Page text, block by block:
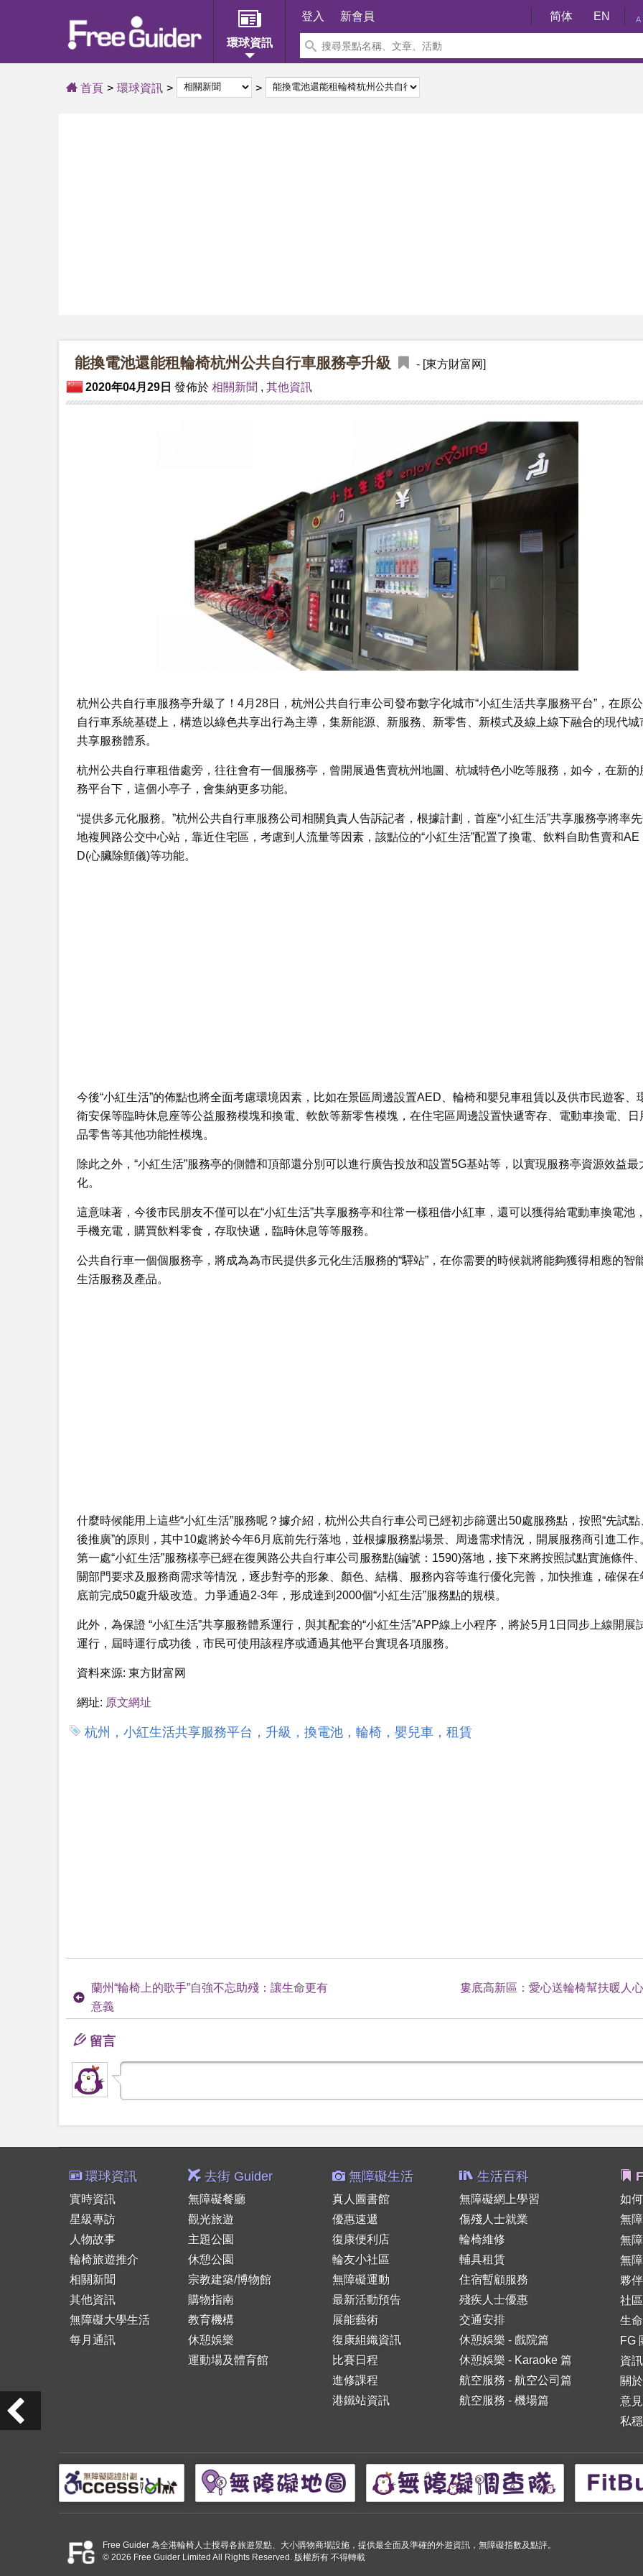
環球資訊
登入 新會員 简体 EN A
首頁 環球資訊
能換電池還能租輪椅杭州公共自行車服務亭升級
- [東方財富网]
2020年04月29日 發佈於 相關新聞 , 其他資訊
杭州公共自行車服務亭升級了！4月28日，杭州公共自行車公司發布數字化城市“小紅生活共享服務平台”，在原
自行車系統基礎上，構造以綠色共享出行為主導，集新能源、新服務、新零售、新模式及線上線下融合的現代城
共享服務體系。
杭州公共自行車租借處旁，往往會有一個服務亭，曾開展過售賣杭州地圖、杭城特色小吃等服務，如今，在新的
務平台下，這個小亭子，會集納更多功能。
“提供多元化服務。”杭州公共自行車服務公司相關負責人告訴記者，根據計劃，首座“小紅生活”共享服務亭將率
地複興路公交中心站，靠近住宅區，考慮到人流量等因素，該點位的“小紅生活”配置了換電、飲料自助售賣和AE
D(心臟除顫儀)等功能。
今後“小紅生活”的佈點也將全面考慮環境因素，比如在景區周邊設置AED、輪椅和嬰兒車租賃以及供市民遊客、
衛安保等臨時休息座等公益服務模塊和換電、軟飲等新零售模塊，在住宅區周邊設置快遞寄存、電動車換電、日
品零售等其他功能性模塊。
除此之外，“小紅生活”服務亭的側體和頂部還分別可以進行廣告投放和設置5G基站等，以實現服務亭資源效益最
化。
這意味著，今後市民朋友不僅可以在“小紅生活”共享服務亭和往常一樣租借小紅車，還可以獲得給電動車換電池
手機充電，購買飲料零食，存取快遞，臨時休息等等服務。
公共自行車一個個服務亭，將成為為市民提供多元化生活服務的“驛站”，在你需要的時候就將能夠獲得相應的智
生活服務及產品。
什麼時候能用上這些“小紅生活”服務呢？據介紹，杭州公共自行車公司已經初步篩選出50處服務點，按照“先試點
後推廣”的原則，其中10處將於今年6月底前先行落地，並根據服務點場景、周邊需求情況，開展服務商引進工作
第一處“小紅生活”服務樣亭已經在復興路公共自行車公司服務點(編號：1590)落地，接下來將按照試點實施條件
關部門要求及服務商需求等情況，逐步對亭的形象、顏色、結構、服務內容等進行優化完善，加快推進，確保在
底前完成50處升級改造。力爭通過2-3年，形成達到2000個“小紅生活”服務點的規模。
此外，為保證 “小紅生活”共享服務體系運行，與其配套的“小紅生活”APP線上小程序，將於5月1日同步上線開展
運行，屆時運行成功後，市民可使用該程序或通過其他平台實現各項服務。
資料來源: 東方財富网
網址: 原文網址
杭州，小紅生活共享服務平台，升級，換電池，輪椅，嬰兒車，租賃
蘭州“輪椅上的歌手”自強不忘助殘：讓生命更有
意義
婁底高新區：愛心送輪椅幫扶暖人心
留言
環球資訊
實時資訊
星級專訪
人物故事
輪椅旅遊推介
相關新聞
其他資訊
無障礙大學生活
每月通訊
去街 Guider
無障礙餐廳
觀光旅遊
主題公園
休憩公園
宗教建築/博物館
購物指南
教育機構
休憩娛樂
運動場及體育館
無障礙生活
真人圖書館
優惠速遞
復康便利店
輪友小社區
無障礙運動
最新活動預告
展能藝術
復康組織資訊
比賽日程
進修課程
港鐵站資訊
生活百科
無障礙網上學習
傷殘人士就業
輪椅維修
輔具租賃
住宿暫顧服務
殘疾人士優惠
交通安排
休憩娛樂 - 戲院篇
休憩娛樂 - Karaoke 篇
航空服務 - 航空公司篇
航空服務 - 機場篇
如
無
無
無
夥
社
生
FG
資
關
意
私
Free Guider 為全港輪椅人士搜尋各旅遊景點、大小購物商場設施，提供最全面及準確的外遊資訊，無障礙指數及點評。
© 2026 Free Guider Limited All Rights Reserved. 版權所有 不得轉載